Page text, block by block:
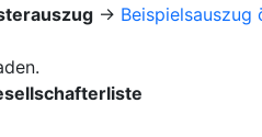
→ Beispielsauszug